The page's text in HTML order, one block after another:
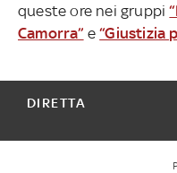
queste ore nei gruppi
Camorra” e“Giustizia
DIRETTA